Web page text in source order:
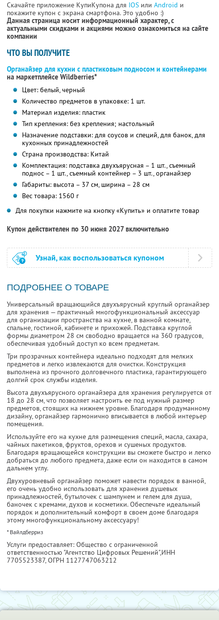
Скачайте приложение КупиКупона для IOS или Android и
покажите купон с экрана смартфона. Это удобно :)
Данная страница носит информационный характер, с
актуальными скидками и акциями можно ознакомиться на сайте
компании
ЧТО ВЫ ПОЛУЧИТЕ
Органайзер для кухни с пластиковым подносом и контейнерами
на маркетплейсе Wildberries*
Цвет: белый, черный
Количество предметов в упаковке: 1 шт.
Материал изделия: пластик
Тип крепления: без крепления; настольный
Назначение подставки: для соусов и специй, для банок, для
кухонных принадлежностей
Страна производства: Китай
Комплектация: подставка двухъярусная – 1 шт., съемный
поднос – 1 шт., съемный контейнер – 3 шт., органайзер
Габариты: высота – 37 см, ширина – 28 см
Вес товара: 1560 г
Для покупки нажмите на кнопку «Купить» и оплатите товар
Купон действителен по 30 июня 2027 включительно
Узнай, как воспользоваться купоном
ПОДРОБНЕЕ О ТОВАРЕ
Универсальный вращающийся двухъярусный круглый органайзер
для хранения — практичный многофункциональный аксессуар
для организации пространства на кухне, в ванной комнате,
спальне, гостиной, кабинете и прихожей. Подставка круглой
формы диаметром 28 см свободно вращается на 360 градусов,
обеспечивая удобный доступ ко всем предметам.
Три прозрачных контейнера идеально подходят для мелких
предметов и легко извлекаются для очистки. Конструкция
выполнена из прочного долговечного пластика, гарантирующего
долгий срок службы изделия.
Высота двухъярусного органайзера для хранения регулируется от
18 до 28 см, что позволяет настроить ее под нужный размер
предметов, стоящих на нижнем уровне. Благодаря продуманному
дизайну, органайзер гармонично вписывается в любой интерьер
помещения.
Используйте его на кухне для размещения специй, масла, сахара,
чайных пакетиков, фруктов, орехов и сушеных продуктов.
Благодаря вращающейся конструкции вы сможете быстро и легко
добраться до любого предмета, даже если он находится в самом
дальнем углу.
Двухуровневый органайзер поможет навести порядок в ванной,
его очень удобно использовать для хранения душевых
принадлежностей, бутылочек с шампунем и гелем для душа,
баночек с кремами, духов и косметики. Обеспечьте идеальный
порядок и дополнительный комфорт в своем доме благодаря
этому многофункциональному аксессуару!
* Вайлдберриз
Услуги предоставляет: Общество с ограниченной
ответственностью "Агентство Цифровых Решений",ИНН
7705523387, ОГРН 1127747063212